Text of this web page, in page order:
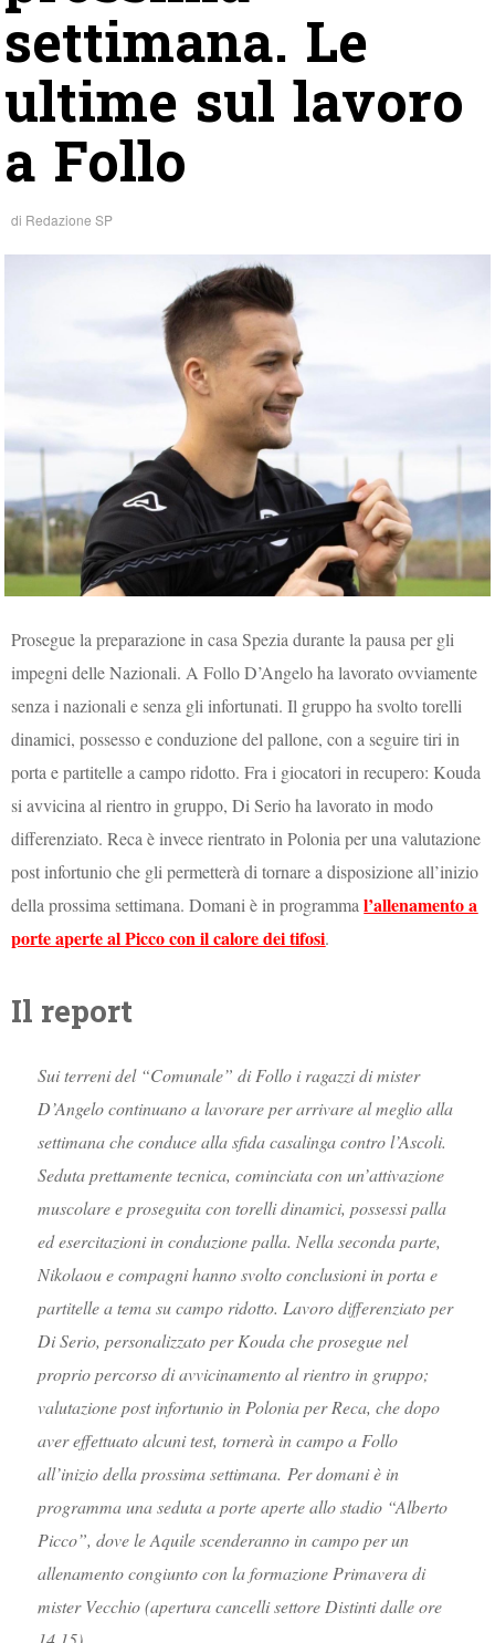
settimana. Le
ultime sul lavoro
a Follo
di Redazione SP
Prosegue la preparazione in casa Spezia durante la pausa per gli
impegni delle Nazionali. A Follo D’Angelo ha lavorato ovviamente
senza i nazionali e senza gli infortunati. Il gruppo ha svolto torelli
dinamici, possesso e conduzione del pallone, con a seguire tiri in
porta e partitelle a campo ridotto. Fra i giocatori in recupero: Kouda
si avvicina al rientro in gruppo, Di Serio ha lavorato in modo
differenziato. Reca è invece rientrato in Polonia per una valutazione
post infortunio che gli permetterà di tornare a disposizione all’inizio
della prossima settimana. Domani è in programmal’allenamento a
porte aperte al Picco con il calore dei tifosi.
Il report
Sui terreni del “Comunale” di Follo i ragazzi di mister
D’Angelo continuano a lavorare per arrivare al meglio alla
settimana che conduce alla sfida casalinga contro l’Ascoli.
Seduta prettamente tecnica, cominciata con un’attivazione
muscolare e proseguita con torelli dinamici, possessi palla
ed esercitazioni in conduzione palla. Nella seconda parte,
Nikolaou e compagni hanno svolto conclusioni in porta e
partitelle a tema su campo ridotto. Lavoro differenziato per
Di Serio, personalizzato per Kouda che prosegue nel
proprio percorso di avvicinamento al rientro in gruppo;
valutazione post infortunio in Polonia per Reca, che dopo
aver effettuato alcuni test, tornerà in campo a Follo
all’inizio della prossima settimana. Per domani è in
programma una seduta a porte aperte allo stadio “Alberto
Picco”, dove le Aquile scenderanno in campo per un
allenamento congiunto con la formazione Primavera di
mister Vecchio (apertura cancelli settore Distinti dalle ore